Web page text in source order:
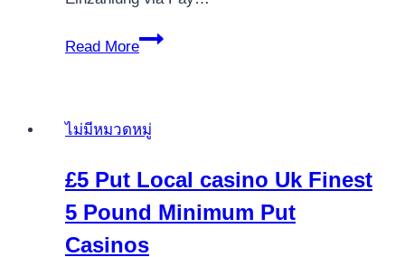
Read More
Live
3
-
Bitcoin
ไม่มีหมวดหมู่
£5 Put Local casino Uk Finest
5 Pound Minimum Put
Casinos